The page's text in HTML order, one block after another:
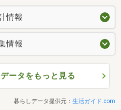
情報
情報
ータをもっと見る
暮らしデータ提供元： 生活ガイド.com